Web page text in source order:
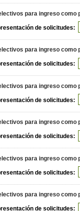
para ingreso como
de solicitudes:
para ingreso como
de solicitudes:
para ingreso como
de solicitudes:
para ingreso como
de solicitudes:
para ingreso como
de solicitudes:
para ingreso como
de solicitudes: